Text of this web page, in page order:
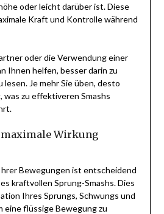
oder leicht darüber ist. Diese
Kraft und Kontrolle während
oder die Verwendung einer
Ihnen helfen, besser darin zu
lesen. Je mehr Sie üben, desto
was zu effektiveren Smashs
Wirkung
Bewegungen ist entscheidend
kraftvollen Sprung-Smashs. Dies
Ihres Sprungs, Schwungs und
eine flüssige Bewegung zu